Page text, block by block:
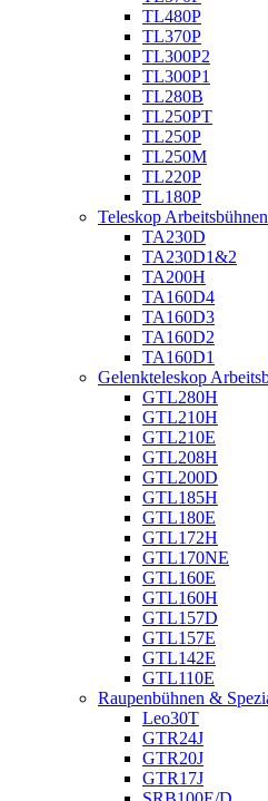
TL480P
TL370P
TL300P2
TL300P1
TL280B
TL250PT
TL250P
TL250M
TL220P
TL180P
Teleskop Arbeitsbühnen
TA230D
TA230D1&2
TA200H
TA160D4
TA160D3
TA160D2
TA160D1
Gelenkteleskop
GTL280H
GTL210H
GTL210E
GTL208H
GTL200D
GTL185H
GTL180E
GTL172H
GTL170NE
GTL160E
GTL160H
GTL157D
GTL157E
GTL142E
GTL110E
Raupenbühnen &
Leo30T
GTR24J
GTR20J
GTR17J